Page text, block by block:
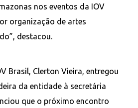
nos eventos da IOV
organização de artes
destacou.
Brasil, Clerton Vieira, entregou
da entidade à secretária
que o próximo encontro